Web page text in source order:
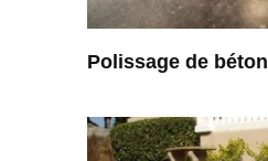
Polissage de béton